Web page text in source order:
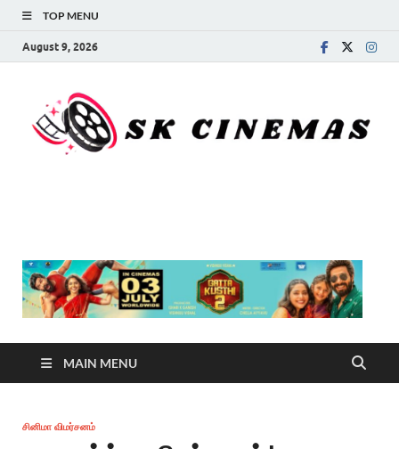
TOP MENU
August 9, 2026
MAIN MENU
சினிமா விமர்சனம்